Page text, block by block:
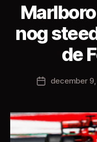
nog
de
Berichtdatum
december